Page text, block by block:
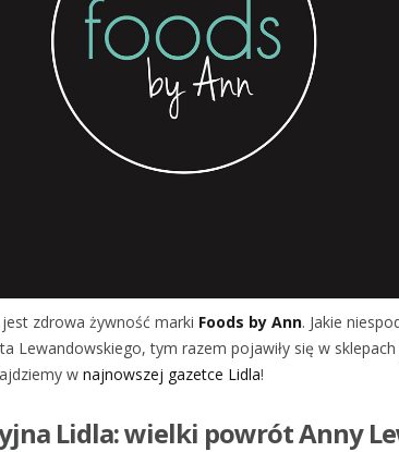
zdrowa żywność marki Foods by Ann. Jakie
Lewandowskiego, tym razem pojawiły się w
w najnowszej gazetce Lidla!
Lidla: wielki powrót Anny